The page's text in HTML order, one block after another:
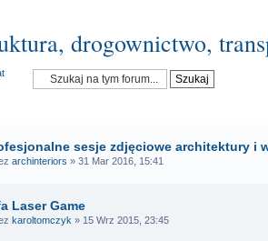
drogownictwo,
sesje zdjęciowe architektury i
archinteriors » 31 Mar 2016, 15:41
Laser Game
karoltomczyk » 15 Wrz 2015, 23:45